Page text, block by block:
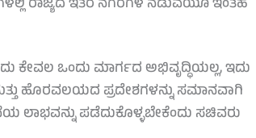
ರಾಜ್ಯದ ಇತರೆ ನಗರಗಳ ನಡುವೆಯೂ ಇಂತಹ
ಕೇವಲ ಒಂದು ಮಾರ್ಗದ ಅಭಿವೃದ್ಧಿಯಲ್ಲ, ಇದು
ಹೊರವಲಯದ ಪ್ರದೇಶಗಳನ್ನು ಸಮಾನವಾಗಿ
ಲಾಭವನ್ನು ಪಡೆದುಕೊಳ್ಳಬೇಕೆಂದು ಸಚಿವರು